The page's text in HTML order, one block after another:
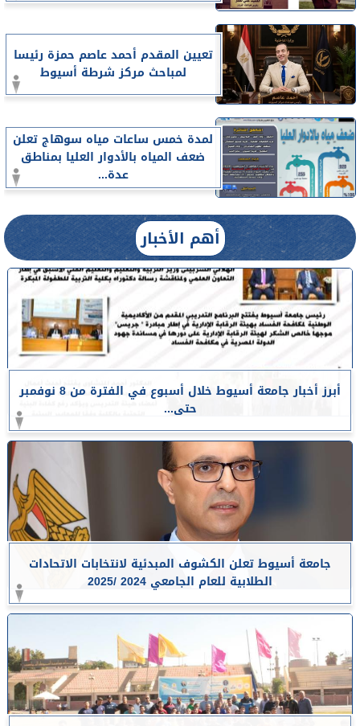
تعيين المقدم أحمد عاصم حمزة رئيسا
لمباحث مركز شرطة أسيوط
لمدة خمس ساعات مياه سوهاج تعلن
ضعف المياه بالأدوار العليا بمناطق
عدة...
أهم الأخبار
أبرز أخبار جامعة أسيوط خلال أسبوع في الفترة من 8 نوفمبر
حتى...
جامعة أسيوط تعلن الكشوف المبدئية لانتخابات الاتحادات
الطلابية للعام الجامعي 2024 /2025